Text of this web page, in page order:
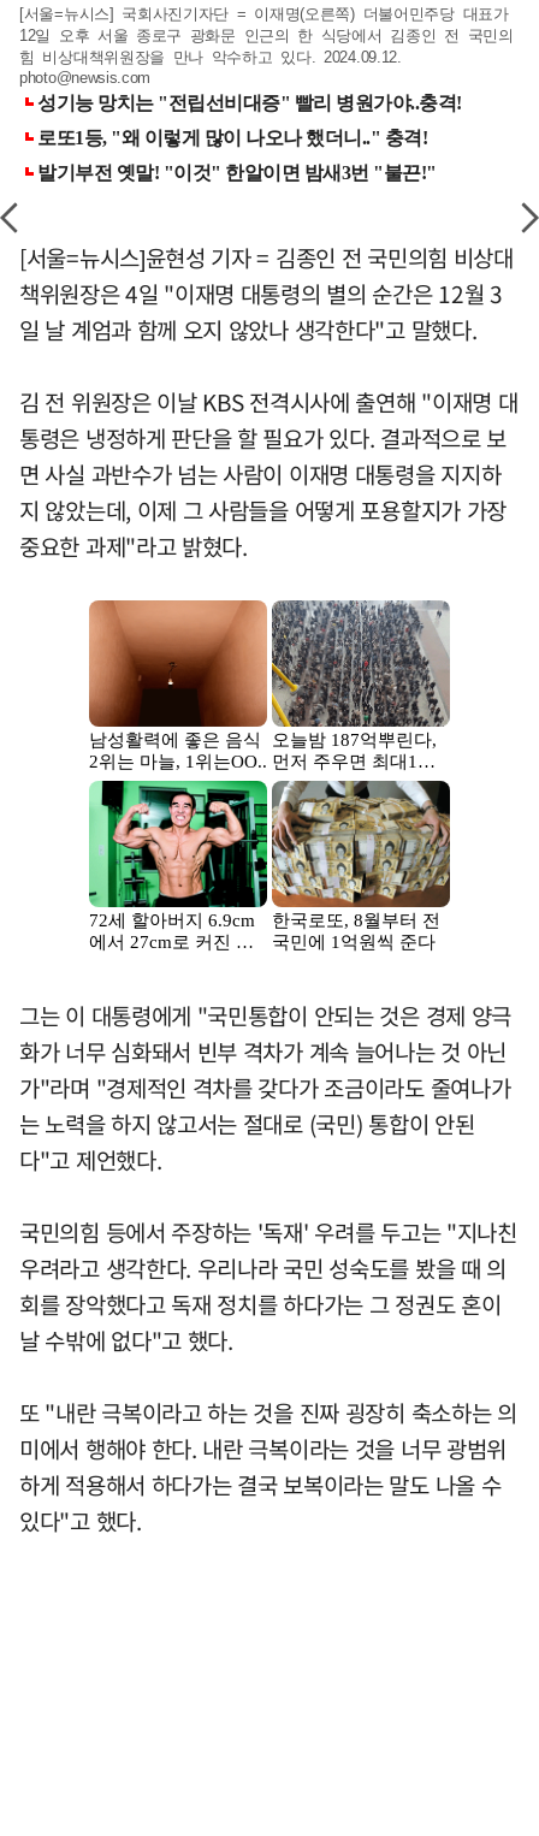
[서울=뉴시스] 국회사진기자단 = 이재명(오른쪽) 더불어민주당 대표가
12일 오후 서울 종로구 광화문 인근의 한 식당에서 김종인 전 국민의
힘 비상대책위원장을 만나 악수하고 있다. 2024.09.12.
photo@newsis.com
[서울=뉴시스]윤현성 기자 = 김종인 전 국민의힘 비상대
책위원장은 4일 "이재명 대통령의 별의 순간은 12월 3
일 날 계엄과 함께 오지 않았나 생각한다"고 말했다.
김 전 위원장은 이날 KBS 전격시사에 출연해 "이재명 대
통령은 냉정하게 판단을 할 필요가 있다. 결과적으로 보
면 사실 과반수가 넘는 사람이 이재명 대통령을 지지하
지 않았는데, 이제 그 사람들을 어떻게 포용할지가 가장
중요한 과제"라고 밝혔다.
그는 이 대통령에게 "국민통합이 안되는 것은 경제 양극
화가 너무 심화돼서 빈부 격차가 계속 늘어나는 것 아닌
가"라며 "경제적인 격차를 갖다가 조금이라도 줄여나가
는 노력을 하지 않고서는 절대로 (국민) 통합이 안된
다"고 제언했다.
국민의힘 등에서 주장하는 '독재' 우려를 두고는 "지나친
우려라고 생각한다. 우리나라 국민 성숙도를 봤을 때 의
회를 장악했다고 독재 정치를 하다가는 그 정권도 혼이
날 수밖에 없다"고 했다.
또 "내란 극복이라고 하는 것을 진짜 굉장히 축소하는 의
미에서 행해야 한다. 내란 극복이라는 것을 너무 광범위
하게 적용해서 하다가는 결국 보복이라는 말도 나올 수
있다"고 했다.